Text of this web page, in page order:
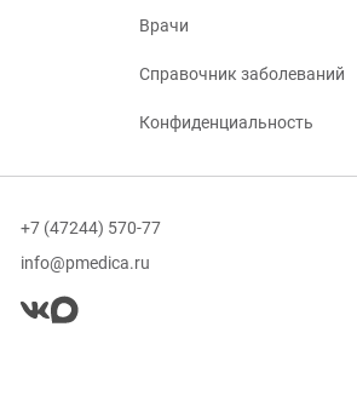
Врачи
Справочник заболеваний
Конфиденциальность
+7 (47244) 570-77
info@pmedica.ru